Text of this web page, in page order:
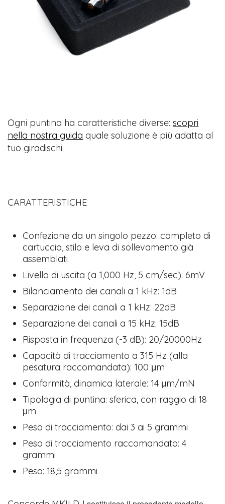
Ogni puntina ha caratteristiche diverse:scopri
nella nostra guida quale soluzione è più adatta al
tuo giradischi.
CARATTERISTICHE
Confezione da un singolo pezzo: completo di
cartuccia, stilo e leva di sollevamento già
assemblati
Livello di uscita (a 1,000 Hz, 5 cm/sec): 6mV
Bilanciamento dei canali a 1 kHz: 1dB
Separazione dei canali a 1 kHz: 22dB
Separazione dei canali a 15 kHz: 15dB
Risposta in frequenza (-3 dB): 20/20000Hz
Capacità di tracciamento a 315 Hz (alla
pesatura raccomandata): 100 μm
Conformità, dinamica laterale: 14 μm/mN
Tipologia di puntina: sferica, con raggio di 18
μm
Peso di tracciamento: dai 3 ai 5 grammi
Peso di tracciamento raccomandato: 4
grammi
Peso: 18,5 grammi